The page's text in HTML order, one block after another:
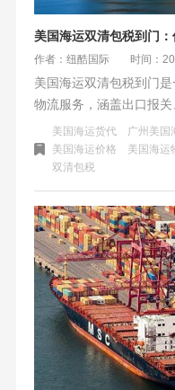
美国海运双清包税到门
作者：纽酷国际 时间：
美国海运双清包税到门
物流服务，涵盖出口报
送。其省时省力、成本
虑渠道资质、服务透明度
业头部企业之一。
美国海运货代 广州美国
美国海运价格
美国海运
双清包税